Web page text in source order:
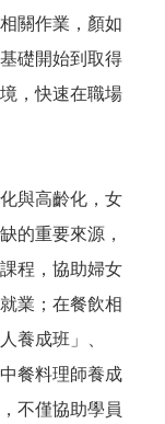
關作業，顏如
礎開始到取得
，快速在職場
與高齡化，女
的重要來源，
程，協助婦女
業；在餐飲相
養成班」、
餐料理師養成
不僅協助學員